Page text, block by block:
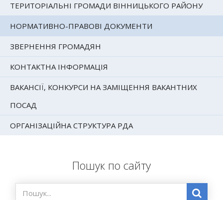
ТЕРИТОРІАЛЬНІ ГРОМАДИ ВІННИЦЬКОГО РАЙОНУ
НОРМАТИВНО-ПРАВОВІ ДОКУМЕНТИ
ЗВЕРНЕННЯ ГРОМАДЯН
КОНТАКТНА ІНФОРМАЦІЯ
ВАКАНСІЇ, КОНКУРСИ НА ЗАМІЩЕННЯ ВАКАНТНИХ
ПОСАД
ОРГАНІЗАЦІЙНА СТРУКТУРА РДА
Пошук по сайту